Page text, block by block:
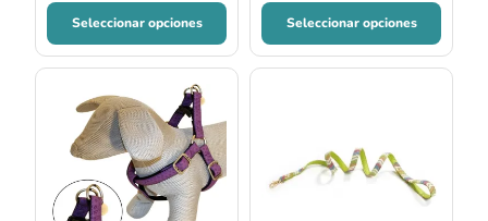
Seleccionar opciones Seleccionar opciones
Rango
de
precios:
desde
S/31.00
hasta